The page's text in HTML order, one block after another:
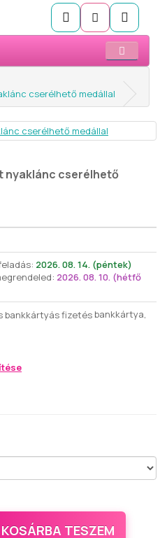
cserélhető medállal
nyaklánc cserélhető
2026. 08. 14. (péntek)
2026. 08. 10. (hétfő
bankkártya,
KOSÁRBA TESZEM